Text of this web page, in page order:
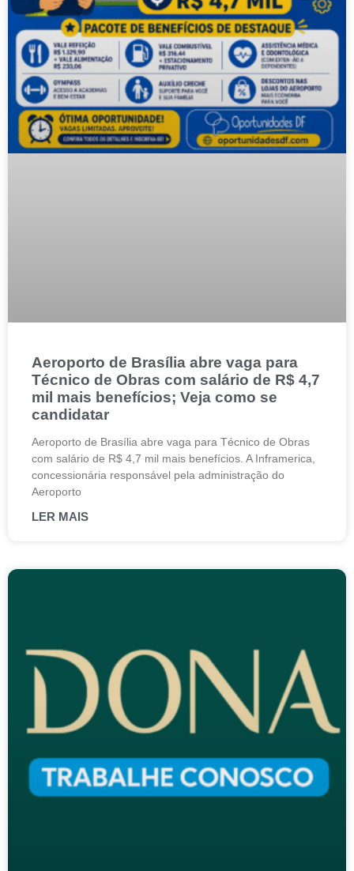
Aeroporto de Brasília abre vaga para
Técnico de Obras com salário de R$ 4,7
mil mais benefícios; Veja como se
candidatar
Aeroporto de Brasília abre vaga para Técnico de Obras
com salário de R$ 4,7 mil mais benefícios. A Inframerica,
concessionária responsável pela administração do
Aeroporto
LER MAIS